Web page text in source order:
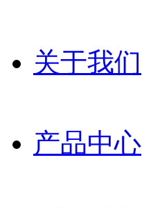
关于我们
产品中心